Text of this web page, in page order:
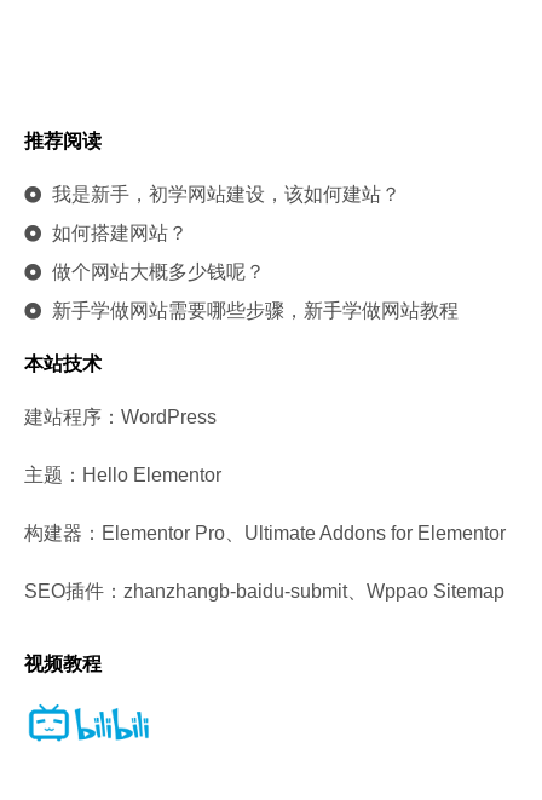
推荐阅读
我是新手，初学网站建设，该如何建站？
如何搭建网站？
做个网站大概多少钱呢？
新手学做网站需要哪些步骤，新手学做网站教程
本站技术
建站程序：WordPress
主题：Hello Elementor
构建器：Elementor Pro、Ultimate Addons for Elementor
SEO插件：zhanzhangb-baidu-submit、Wppao Sitemap
视频教程